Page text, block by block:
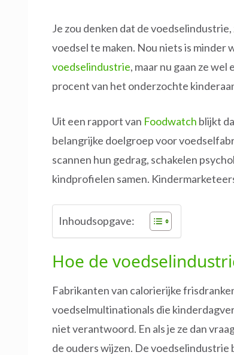
Je zou denken dat de
voedsel te maken. Nou niets is minder
voedselindustrie, maar nu gaan ze
procent van het onderzochte
Uit een rapport van Foodwatch blijkt
belangrijke doelgroep voor
scannen hun gedrag, schakelen
kindprofielen samen.
Inhoudsopgave:
Hoe de
Fabrikanten van calorierijke
voedselmultinationals die
niet verantwoord. En als je ze dan
de ouders wijzen. De